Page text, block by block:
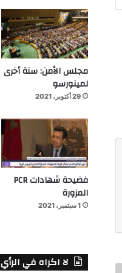
مجلس الأمن: سنة أخرى
لمينورسو
29 أكتوبر، 2021
فضيحة شهادات PCR
المزورة
1 سبتمبر، 2021
لا اكراه في الرأي